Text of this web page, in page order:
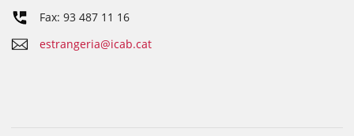
Fax: 93 487 11 16
estrangeria@icab.cat